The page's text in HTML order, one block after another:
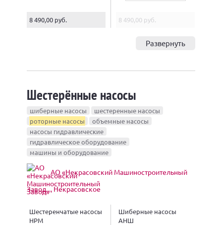
8 490,00 руб. 8 490,00 руб.
Развернуть
Шестерённые насосы
шиберные насосы
шестеренные насосы
роторные насосы
объемные насосы
насосы гидравлические
гидравлическое оборудование
машины и оборудование
АО «Некрасовский Машиностроительный
Завод..., Некрасовское
Шестеренчатые насосы
НРМ
Шиберные насосы
АНШ